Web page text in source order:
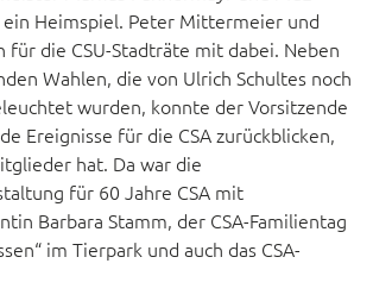
ein Heimspiel. Peter Mittermeier und
für die CSU-Stadträte mit dabei. Neben
Wahlen, die von Ulrich Schultes noch
wurden, konnte der Vorsitzende
Ereignisse für die CSA zurückblicken,
hat. Da war die
für 60 Jahre CSA mit
Barbara Stamm, der CSA-Familientag
im Tierpark und auch das CSA-